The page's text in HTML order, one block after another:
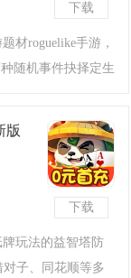
下载
材roguelike手游，
随机事件抉择定生
与剧情沉浸的暗黑
下载
版
玩法的益智塔防
子、同花顺等多